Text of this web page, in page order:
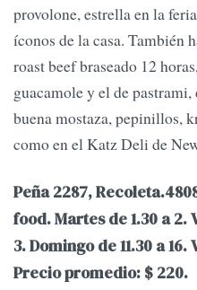
provolone, estrella en la
íconos de la casa. También
roast beef braseado 12
guacamole y el de
buena mostaza, pepinillos,
como en el Katz Deli de
Peña 2287,
food. Martes de 1.30 a 2.
3. Domingo de 11.30 a
Precio promedio: $ 220.